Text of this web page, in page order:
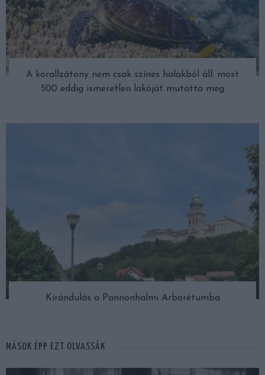
A korallzátony nem csak színes halakból áll: most
500 eddig ismeretlen lakóját mutatta meg
Kirándulás a Pannonhalmi Arborétumba
MÁSOK ÉPP EZT OLVASSÁK